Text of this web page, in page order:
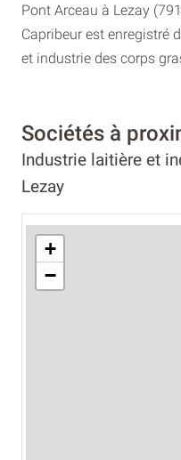
Pont Arceau à Lezay
Capribeur est enregistré
et industrie des corps
Sociétés à
Industrie laitière et
Lezay
+
−